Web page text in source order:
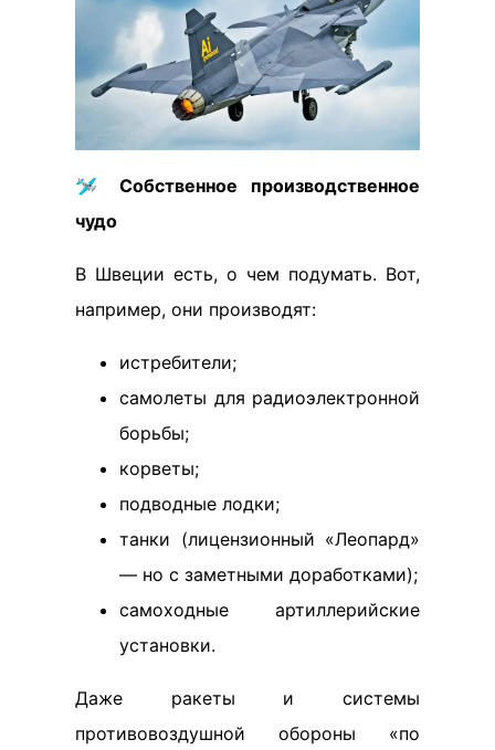
🛩️Собственное производственное
чудо
В Швеции есть, о чем подумать. Вот,
например, они производят:
истребители;
самолеты для радиоэлектронной
борьбы;
корветы;
подводные лодки;
танки (лицензионный «Леопард»
— но с заметными доработками);
самоходные артиллерийские
установки.
Даже ракеты и системы
противовоздушной обороны «по